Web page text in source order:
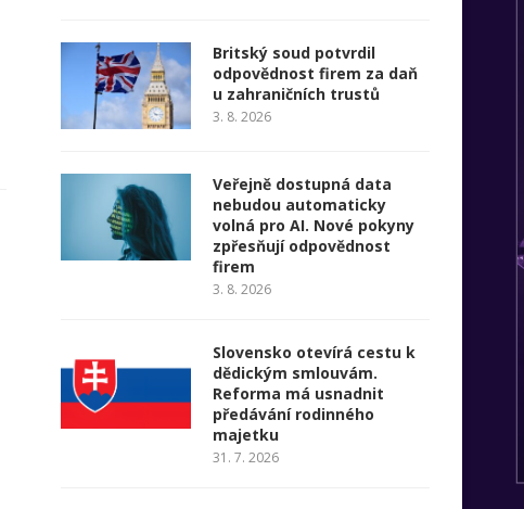
Britský soud potvrdil
odpovědnost firem za daň
u zahraničních trustů
3. 8. 2026
Veřejně dostupná data
nebudou automaticky
volná pro AI. Nové pokyny
zpřesňují odpovědnost
firem
3. 8. 2026
Slovensko otevírá cestu k
dědickým smlouvám.
Reforma má usnadnit
předávání rodinného
majetku
31. 7. 2026